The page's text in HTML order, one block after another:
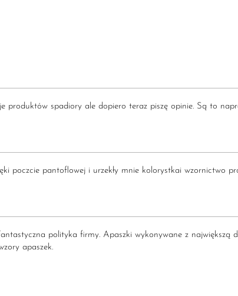
produktów spadiory ale dopiero teraz piszę opinie. Są to
poczcie pantoflowej i urzekły mnie kolorystkai wzornictwo
polityka firmy. Apaszki wykonywane z największą
apaszek.